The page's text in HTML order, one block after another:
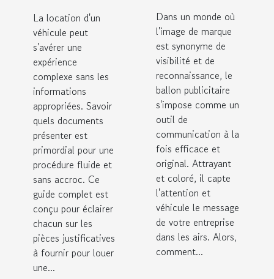
véhicule :
un guide
complet
La location d'un
véhicule peut
s'avérer une
expérience
complexe sans les
informations
appropriées. Savoir
quels documents
présenter est
primordial pour une
procédure fluide et
sans accroc. Ce
guide complet est
conçu pour éclairer
chacun sur les
pièces justificatives
à fournir pour louer
une...
pour votre
entreprise
Dans un monde où
l'image de marque
est synonyme de
visibilité et de
reconnaissance, le
ballon publicitaire
s'impose comme un
outil de
communication à la
fois efficace et
original. Attrayant
et coloré, il capte
l'attention et
véhicule le message
de votre entreprise
dans les airs. Alors,
comment...